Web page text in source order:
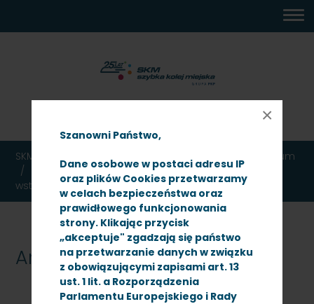
Szanowni Państwo,
Dane osobowe w postaci adresu IP
oraz plików Cookies przetwarzamy
w celach bezpieczeństwa oraz
prawidłowego funkcjonowania
strony. Klikając przycisk
„akceptuje" zgadzają się państwo
na przetwarzanie danych w związku
z obowiązującymi zapisami art. 13
ust. 1 lit. a Rozporządzenia
Parlamentu Europejskiego i Rady
×
DOSTĘPNOŚCI
SKM TRÓJMIASTO
Archiwum
Przetarg nieograniczony na sukcesywne dostawy
wstawek hamulcowych
Archiwum